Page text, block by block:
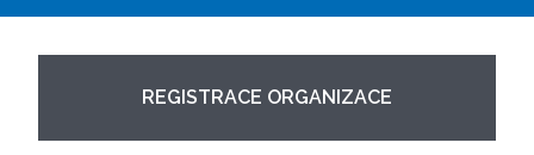
REGISTRACE ORGANIZACE